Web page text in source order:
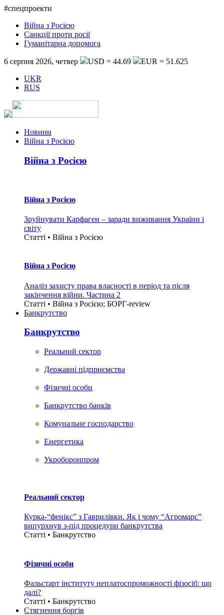
#спецпроекти
Війна з Росією
Санкції проти росії
Гуманітарна допомога
6 серпня 2026, четвер USD = 44.69
EUR = 51.625
UKR
RUS
Новини
Війна з Росією
Війна з Росією
Війна з Росією
Зруйнувати Карфаген – заради виживання України і
світу
Статті • Війна з Росією
Війна з Росією
Аналіз захисту права власності в період та після
закінчення війни. Частина 2
Статті • Війна з Росією; БОРГ-review
Банкрутство
Банкрутство
Реальний сектор
Державні підприємства
Фізичні особи
Банкрутство банків
Комунальне господарство
Енергетика
Укроборонпром
Реальний сектор
Курка-“фенікс” з Гаврилівки. Як і чому “Агромарс”
випурхнув з-під процедури банкрутства
Статті • Банкрутство
Фізичні особи
Фальстарт інституту неплатоспроможності фізосіб: що
далі?
Статті • Банкрутство
Стягнення боргiв